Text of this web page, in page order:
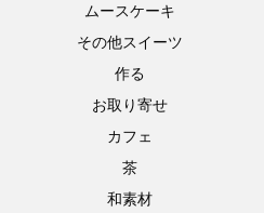
ムースケーキ
その他スイーツ
作る
お取り寄せ
カフェ
茶
和素材